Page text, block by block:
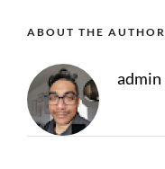
ABOUT THE AUTHOR
admin